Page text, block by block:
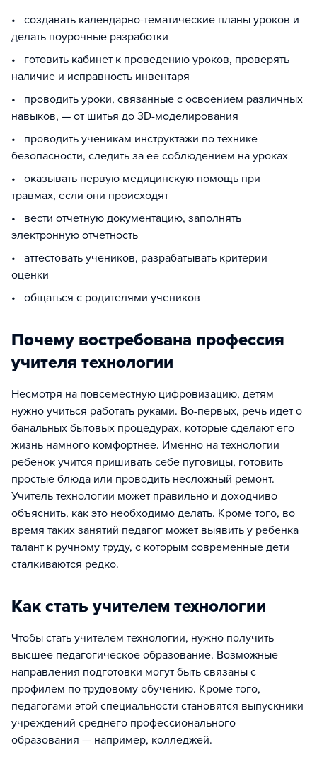
• создавать календарно-тематические планы уроков и
делать поурочные разработки
• готовить кабинет к проведению уроков, проверять
наличие и исправность инвентаря
• проводить уроки, связанные с освоением различных
навыков, — от шитья до 3D-моделирования
• проводить ученикам инструктажи по технике
безопасности, следить за ее соблюдением на уроках
• оказывать первую медицинскую помощь при
травмах, если они происходят
• вести отчетную документацию, заполнять
электронную отчетность
• аттестовать учеников, разрабатывать критерии
оценки
• общаться с родителями учеников
Почему востребована профессия
учителя технологии
Несмотря на повсеместную цифровизацию, детям
нужно учиться работать руками. Во-первых, речь идет о
банальных бытовых процедурах, которые сделают его
жизнь намного комфортнее. Именно на технологии
ребенок учится пришивать себе пуговицы, готовить
простые блюда или проводить несложный ремонт.
Учитель технологии может правильно и доходчиво
объяснить, как это необходимо делать. Кроме того, во
время таких занятий педагог может выявить у ребенка
талант к ручному труду, с которым современные дети
сталкиваются редко.
Как стать учителем технологии
Чтобы стать учителем технологии, нужно получить
высшее педагогическое образование. Возможные
направления подготовки могут быть связаны с
профилем по трудовому обучению. Кроме того,
педагогами этой специальности становятся выпускники
учреждений среднего профессионального
образования — например, колледжей.